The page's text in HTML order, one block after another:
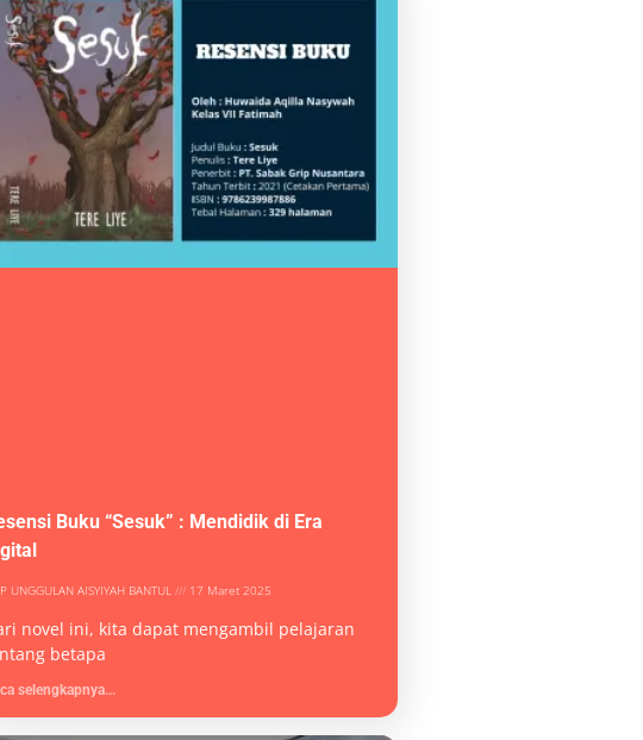
Buku “Sesuk” : Mendidik di Era
UNGGULAN AISYIYAH BANTUL 17 Maret 2025
novel ini, kita dapat mengambil pelajaran
betapa
selengkapnya...